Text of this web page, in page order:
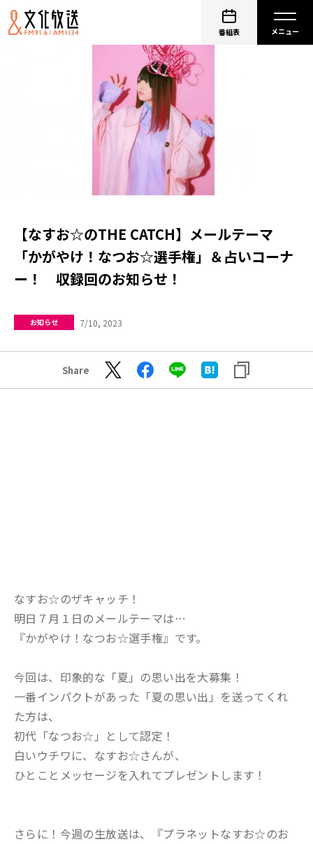
番組表
【なすお☆のTHE CATCH】メールテーマ
「かがやけ！なつお☆選手権」＆占いコーナ
ー！ 収録回のお知らせ！
お知らせ 7/10, 2023
Share
なすお☆のザキャッチ！
明日７月１日のメールテーマは…
『かがやけ！なつお☆選手権』です。
今回は、印象的な「夏」の思い出を大募集！
一番インパクトがあった「夏の思い出」を送ってくれ
た方は、
初代「なつお☆」として認定！
白いウチワに、なすお☆さんが、
ひとことメッセージを入れてプレゼントします！
さらに！今週の生放送は、『プラネットなすお☆のお